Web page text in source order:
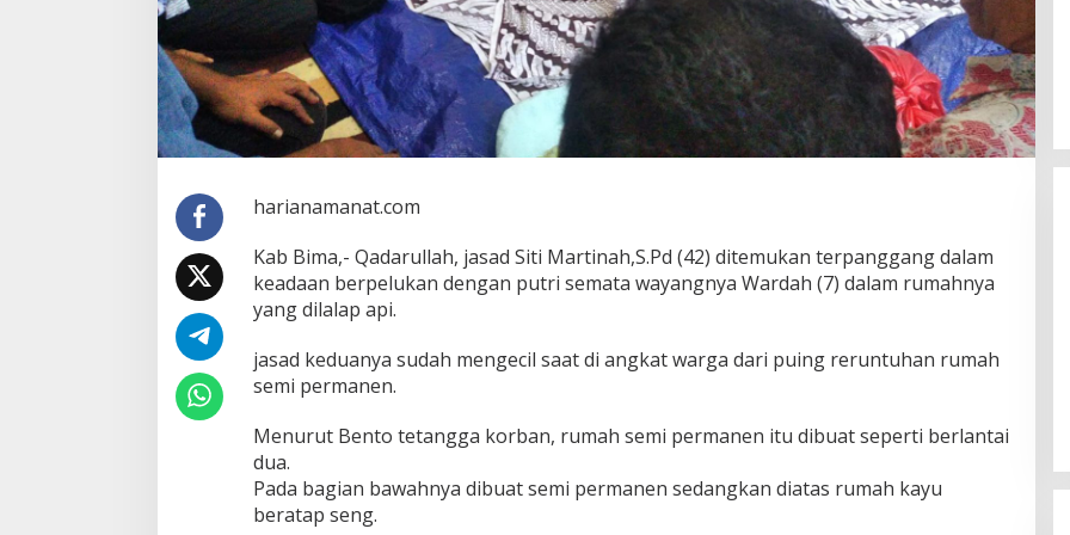
harianamanat.com
Kab Bima,- Qadarullah, jasad Siti Martinah,S.Pd (42) ditemukan terpanggang dalam
keadaan berpelukan dengan putri semata wayangnya Wardah (7) dalam rumahnya
yang dilalap api.
jasad keduanya sudah mengecil saat di angkat warga dari puing reruntuhan rumah
semi permanen.
Menurut Bento tetangga korban, rumah semi permanen itu dibuat seperti berlantai
dua.
Pada bagian bawahnya dibuat semi permanen sedangkan diatas rumah kayu
beratap seng.
Gubernur Miq Iqbal Paparkan
Capaian Ekonomi Tangguh